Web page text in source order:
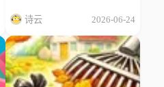
诗云 2026-06-24